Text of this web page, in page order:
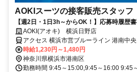
AOKIスーツの接客販売スタッフ
【週2日・1日3h～からOK！】応募時履歴書
AOKI(アオキ) 横浜日野店
アクセス 横浜市営ブルーライン 港南中
営ブルーライン 上永谷2番口徒歩約26分
27分 地下鉄ブルーライン「港南中央駅」
時給1,230円～1,480円
神奈川県横浜市港南区
勤務時間 9:45～15:00,9:45～16:00 9:45